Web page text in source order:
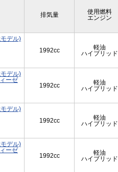
排気量
使用燃料
エンジン
デル)
1992cc
軽油
ハイブリッド
デル)
ーゼ
1992cc
軽油
ハイブリッド
デル)
1992cc
軽油
ハイブリッド
デル)
ーゼ
1992cc
軽油
ハイブリッド